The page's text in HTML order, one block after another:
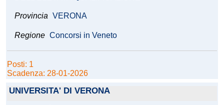
Provincia VERONA
Regione Concorsi in Veneto
Posti: 1
Scadenza: 28-01-2026
UNIVERSITA' DI VERONA